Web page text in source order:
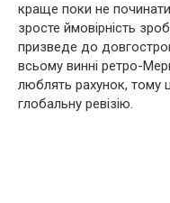
краще поки не
зросте ймовірність
призведе до
всьому винні ретро-
люблять рахунок, тому
глобальну ревізію.